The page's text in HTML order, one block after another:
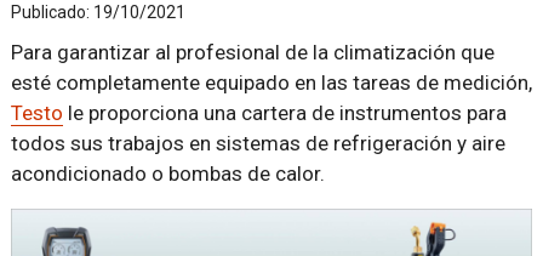
Publicado: 19/10/2021
Para garantizar al profesional de la climatización que
esté completamente equipado en las tareas de medición,
Testo le proporciona una cartera de instrumentos para
todos sus trabajos en sistemas de refrigeración y aire
acondicionado o bombas de calor.